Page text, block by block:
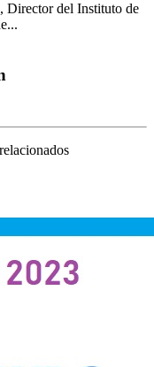
Director del Instituto de